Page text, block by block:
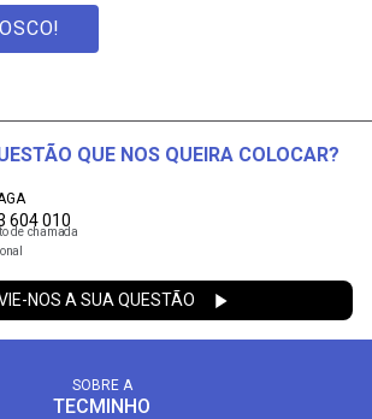
QUE NOS QUEIRA COLOCAR?
604 010
de chamada
NOS A SUA QUESTÃO
SOBRE A
TECMINHO